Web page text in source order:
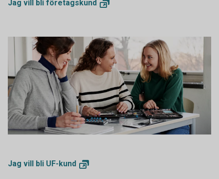
Jag vill bli företagskund
Jag vill bli UF-kund